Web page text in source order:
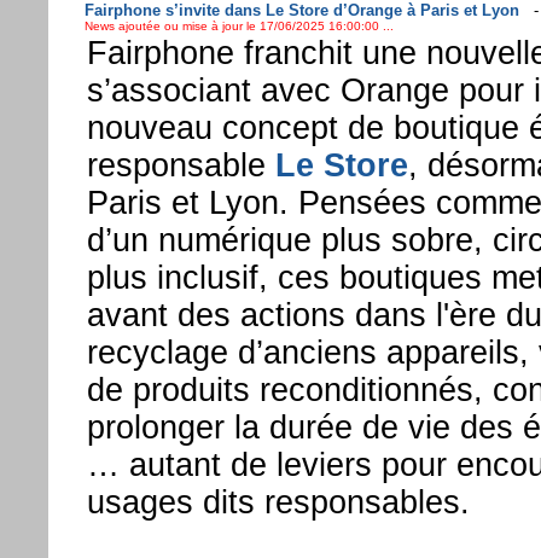
Fairphone s’invite dans Le Store d’Orange à Paris et Lyon
News ajoutée ou mise à jour le 17/06/2025 16:00:00 ...
Fairphone franchit une
s’associant avec Orange pour
nouveau concept de boutique
responsable Le Store,
Paris et Lyon. Pensées
d’un numérique plus sobre,
plus inclusif, ces boutiques
avant des actions dans l'ère
recyclage d’anciens
de produits reconditionnés,
prolonger la durée de vie des
… autant de leviers pour
usages dits responsables.